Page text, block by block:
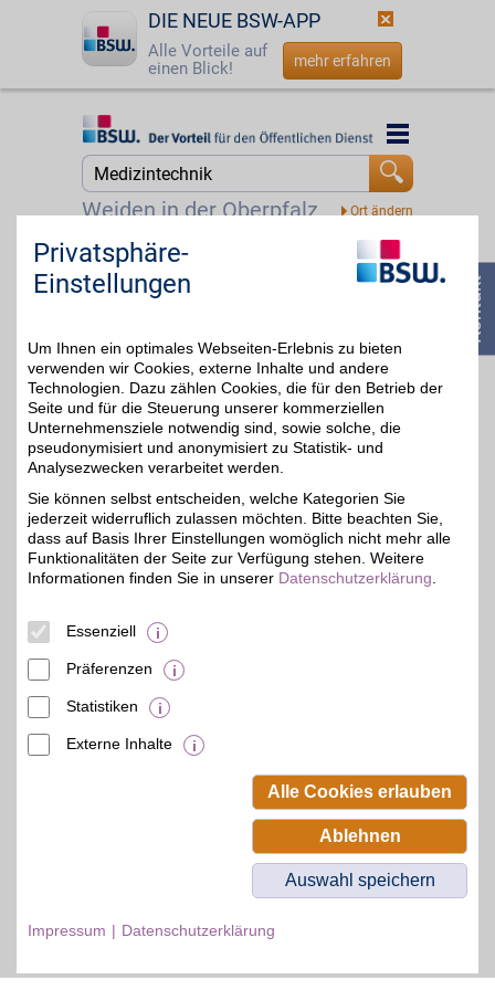
DIE NEUE BSW-APP
Alle Vorteile auf
einen Blick!
mehr erfahren
Startseite
☎ 0800 - 279 25 82
Weiden in der Oberpfalz
Startseite
Burbach+Goetz
bestellen. Für alle
Bereiche der Pflege und
Medizintechnik! BSW-
Mitglieder profitieren
beim Einkauf zusätzlich.
Zum Partnerprofil
0,5 km
5%
Sanitätshaus Meisel
Bahnhofstr. 5,
© BSW Verbraucher-Service
Beamten-Selbsthilfewerk GmbH.
Privatsphäre-
Einstellungen
Um Ihnen ein optimales Webseiten-Erlebnis zu bieten
verwenden wir Cookies, externe Inhalte und andere
Technologien. Dazu zählen Cookies, die für den Betrieb der
Seite und für die Steuerung unserer kommerziellen
Unternehmensziele notwendig sind, sowie solche, die
pseudonymisiert und anonymisiert zu Statistik- und
Analysezwecken verarbeitet werden.
Sie können selbst entscheiden, welche Kategorien Sie
jederzeit widerruflich zulassen möchten. Bitte beachten Sie,
dass auf Basis Ihrer Einstellungen womöglich nicht mehr alle
Funktionalitäten der Seite zur Verfügung stehen. Weitere
Informationen finden Sie in unserer Datenschutzerklärung
Essenziell
Präferenzen
Statistiken
Externe Inhalte
Alle Cookies erlauben
Ablehnen
Auswahl speichern
Impressum Datenschutzerklärung